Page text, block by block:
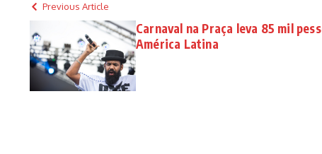
Previous Article
Carnaval na Praça leva 85 mil
América Latina